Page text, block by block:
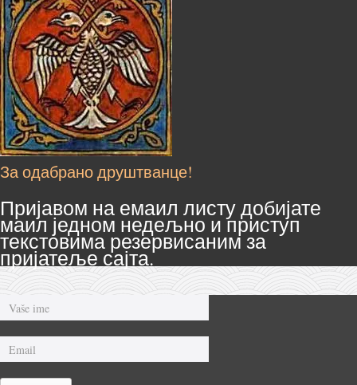
За одабрано друштванце!
Пријавом на емаил листу добијате
маил једном недељно и приступ
текстовима резервисаним за
пријатеље сајта.